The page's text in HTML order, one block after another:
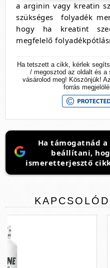
a arginin vagy kreatin
szükséges folyadék
hogy ha kreatint
megfelelő
Ha tetszett a cikk, kérlek
/ megosztod az oldalt és a
vásárolod meg! Köszönjük!
forrás
Ha támogatnád
beállítani,
ismeretterjesztő